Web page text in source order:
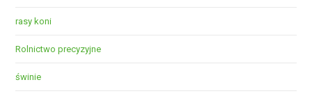
rasy koni
Rolnictwo precyzyjne
świnie